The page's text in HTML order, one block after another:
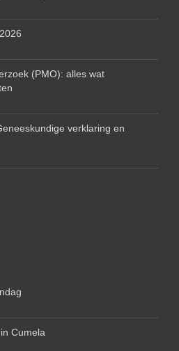
(PMO): alles wat
verklaring en
Cumela